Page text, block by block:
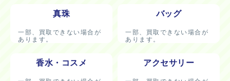
真珠
一部、買取できない場合が
あります。
バッグ
一部、買取できない場合が
あります。
香水・コスメ アクセサリー